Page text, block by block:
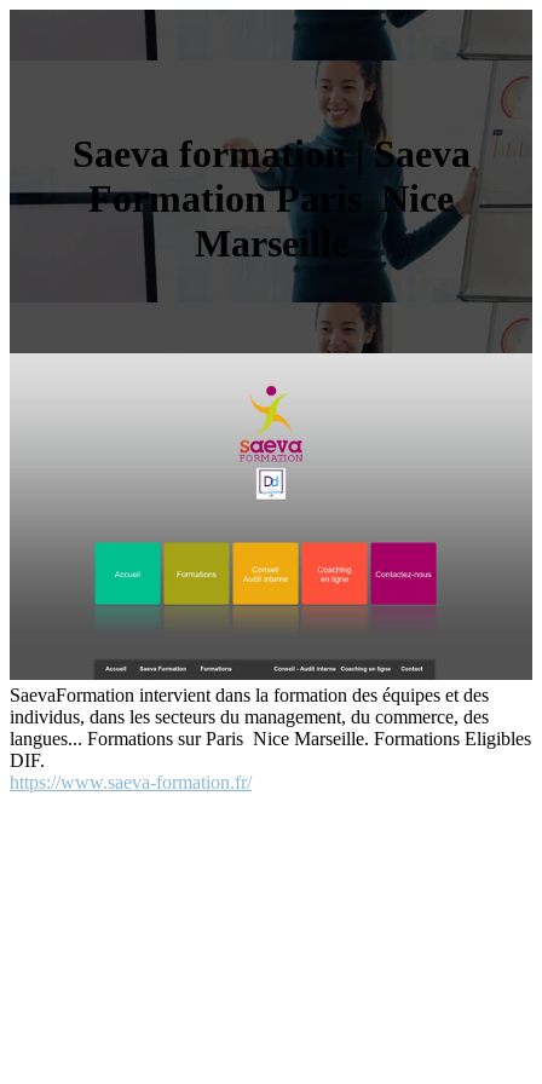
Saeva formation | Saeva
Formation Paris Nice
Marseille
SaevaFormation intervient dans la formation des équipes et des
individus, dans les secteurs du management, du commerce, des
langues... Formations sur Paris Nice Marseille. Formations Eligibles
DIF.
https://www.saeva-formation.fr/